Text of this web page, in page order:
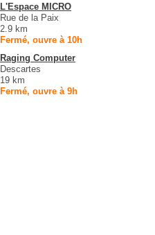
L'Espace MICRO
Rue de la Paix
2.9 km
Fermé, ouvre à 10h
Raging Computer
Descartes
19 km
Fermé, ouvre à 9h